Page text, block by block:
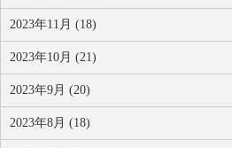
2023年11月 (18)
2023年10月 (21)
2023年9月 (20)
2023年8月 (18)